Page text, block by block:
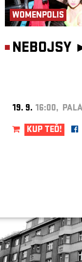
WOMENPOLIS
NEBOJSY
19. 9. 16:00,
KUP TEĎ!